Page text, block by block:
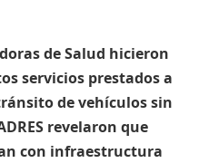
de Salud hicieron
servicios prestados a
de vehículos sin
revelaron que
con infraestructura